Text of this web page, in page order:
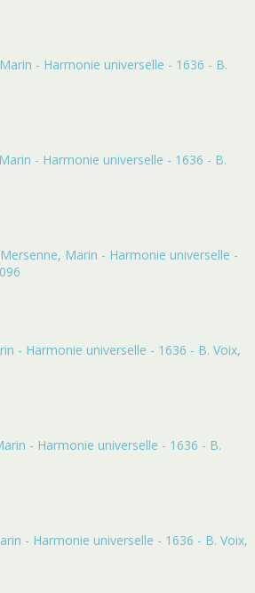
- Harmonie universelle - 1636 - B.
- Harmonie universelle - 1636 - B.
Marin - Harmonie universelle -
- Harmonie universelle - 1636 - B. Voix,
- Harmonie universelle - 1636 - B.
- Harmonie universelle - 1636 - B. Voix,